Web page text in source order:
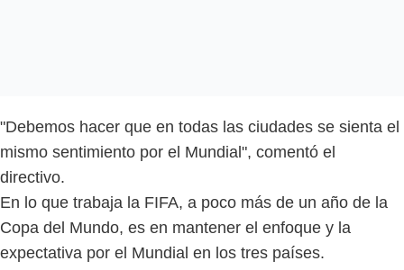
"Debemos hacer que en todas las ciudades se sienta el
mismo sentimiento por el Mundial", comentó el
directivo.
En lo que trabaja la FIFA, a poco más de un año de la
Copa del Mundo, es en mantener el enfoque y la
expectativa por el Mundial en los tres países.